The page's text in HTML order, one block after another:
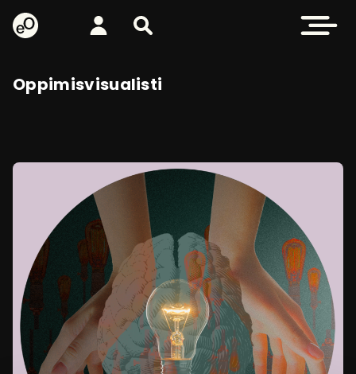
eOppiva - Etusivulle
Kirjaudu Etsi sivustolta Avaa
Oppimisvisualisti